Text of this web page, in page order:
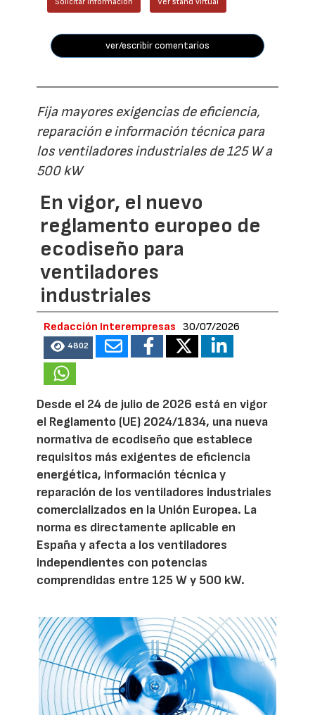
ver/escribir comentarios
Fija mayores exigencias de eficiencia,
reparación e información técnica para
los ventiladores industriales de 125 W a
500 kW
En vigor, el nuevo
reglamento europeo de
ecodiseño para
ventiladores
industriales
Redacción Interempresas 30/07/2026
4802
Desde el 24 de julio de 2026 está en vigor
el Reglamento (UE) 2024/1834, una nueva
normativa de ecodiseño que establece
requisitos más exigentes de eficiencia
energética, información técnica y
reparación de los ventiladores industriales
comercializados en la Unión Europea. La
norma es directamente aplicable en
España y afecta a los ventiladores
independientes con potencias
comprendidas entre 125 W y 500 kW.